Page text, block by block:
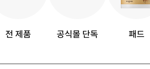
전 제품 공식몰 단독 패드